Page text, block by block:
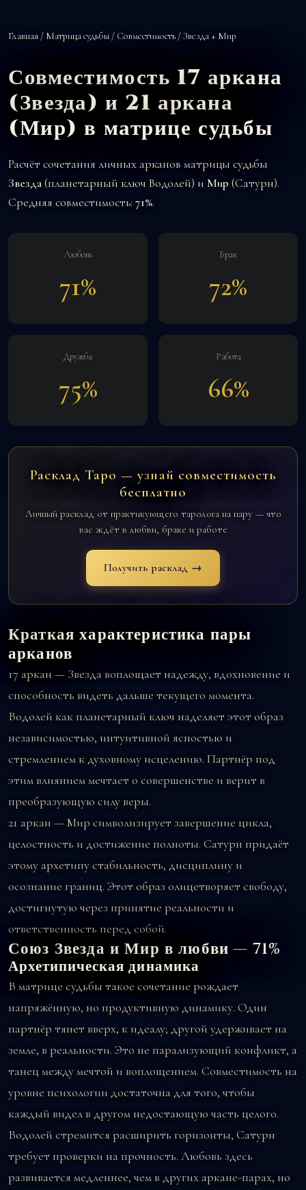
Главная / Матрица судьбы / Совместимость / Звезда + Мир
Совместимость 17 аркана
(Звезда) и 21 аркана
(Мир) в матрице судьбы
Расчёт сочетания личных арканов матрицы судьбы
Звезда(планетарный ключ Водолей) и Мир (Сатурн).
Средняя совместимость: 71%.
Любовь
71%
Брак
72%
Дружба
75%
Работа
66%
Расклад Таро — узнай совместимость
бесплатно
Личный расклад от практикующего таролога на пару — что
вас ждёт в любви, браке и работе
Получить расклад →
Краткая характеристика пары
арканов
17 аркан — Звезда воплощает надежду, вдохновение и
способность видеть дальше текущего момента.
Водолей как планетарный ключ наделяет этот образ
независимостью, интуитивной ясностью и
стремлением к духовному исцелению. Партнёр под
этим влиянием мечтает о совершенстве и верит в
преобразующую силу веры.
21 аркан — Мир символизирует завершение цикла,
целостность и достижение полноты. Сатурн придаёт
этому архетипу стабильность, дисциплину и
осознание границ. Этот образ олицетворяет свободу,
достигнутую через принятие реальности и
ответственность перед собой.
Союз Звезда и Мир в любви — 71%
Архетипическая динамика
В матрице судьбы такое сочетание рождает
напряжённую, но продуктивную динамику. Один
партнёр тянет вверх, к идеалу; другой удерживает на
земле, в реальности. Это не парализующий конфликт, а
танец между мечтой и воплощением. Совместимость на
уровне психологии достаточна для того, чтобы
каждый видел в другом недостающую часть целого.
Водолей стремится расширить горизонты, Сатурн
требует проверки на прочность. Любовь здесь
развивается медленнее, чем в других аркане-парах, но